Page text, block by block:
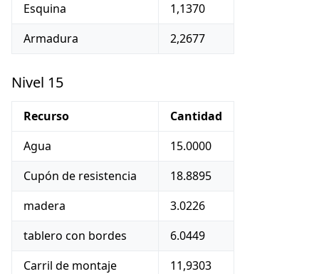
Esquina
1,1370
Armadura
2,2677
Nivel 15
Recurso
Cantidad
Agua
15.0000
Cupón de resistencia
18.8895
madera
3.0226
tablero con bordes
6.0449
Carril de montaje
11,9303